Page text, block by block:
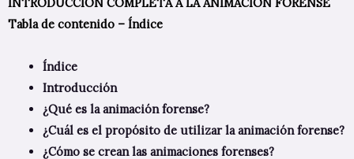
Tabla de contenido – Índice
Índice
Introducción
¿Qué es la animación forense?
¿Cuál es el propósito de utilizar la animación forense?
¿Cómo se crean las animaciones forenses?